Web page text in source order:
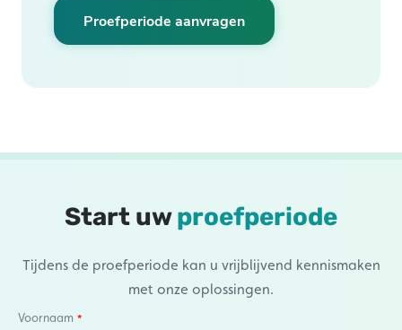
Proefperiode aanvragen
Start uwproefperiode
Tijdens de proefperiode kan u vrijblijvend kennismaken
met onze oplossingen.
Voornaam